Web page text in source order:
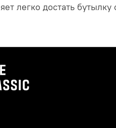
легко достать